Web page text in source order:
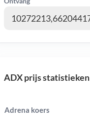
ADX prijs statistieken
Adrena koers